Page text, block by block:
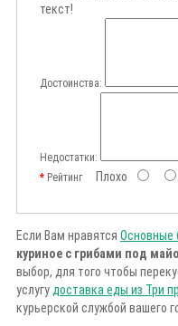
текст!
Достоинства:
Недостатки:
РейтингПлохо
Если Вам нравятся Основные
куриное с грибами под
выбор, для того чтобы
услугу доставка еды из Три
курьерской службой вашего